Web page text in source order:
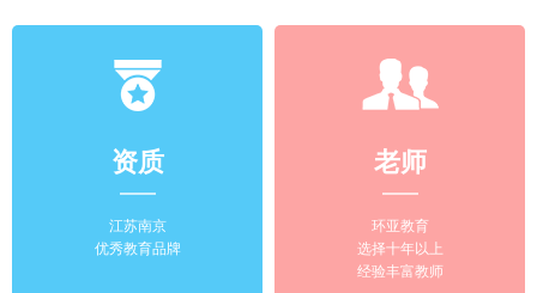
资质
江苏南京
优秀教育品牌
老师
环亚教育
选择十年以上
经验丰富教师